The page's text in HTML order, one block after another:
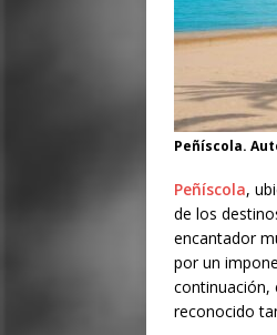
Peñíscola.
Peñíscola,
de los
encantador
por un
continuación,
reconocido